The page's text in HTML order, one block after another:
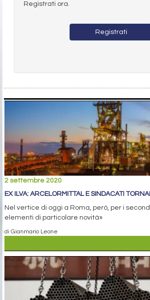
Registrati ora.
Registrati
2 settembre 2020
EX ILVA: ARCELORMITTAL E SINDACATI
Nel vertice di oggi a Roma, però, per i
elementi di particolare novità»
di Gianmario Leone